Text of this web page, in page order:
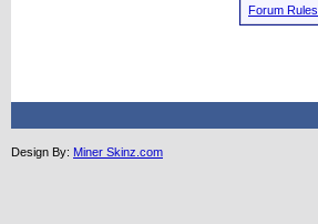
Forum Rules
Design By: Miner Skinz.com